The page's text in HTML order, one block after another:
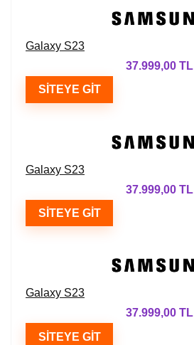
Galaxy S23
37.999,00 TL
SITEYE GIT
Galaxy S23
37.999,00 TL
SITEYE GIT
Galaxy S23
37.999,00 TL
SITEYE GIT